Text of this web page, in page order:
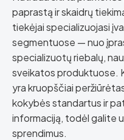
paprastą ir skaidrų
tiekėjai specializuojasi
segmentuose — nuo
specializuotų riebalų,
sveikatos produktuose.
yra kruopščiai
kokybės standartus ir
informaciją, todėl galite
sprendimus.